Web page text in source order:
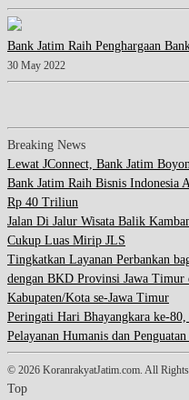
Bank Jatim Raih Penghargaan
30 May 2022
Breaking News
Lewat JConnect, Bank Jatim
Bank Jatim Raih Bisnis Indonesia
Rp 40 Triliun
Jalan Di Jalur Wisata Balik
Cukup Luas Mirip JLS
Tingkatkan Layanan Perbankan
dengan BKD Provinsi Jawa
Kabupaten/Kota se-Jawa Timur
Peringati Hari Bhayangkara ke-
Pelayanan Humanis dan
© 2026 KoranrakyatJatim.com. All Rights
Top